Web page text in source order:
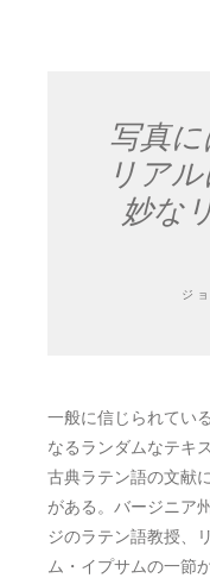
写真
リア
妙な
ジ
一般に信じられてい
なるランダムなテキ
古典ラテン語の文献
がある。バージニア
ジのラテン語教授、
ム・イプサムの一節